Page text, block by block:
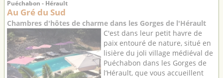
Puéchabon - Hérault
Au Gré du Sud
Chambres d'hôtes de charme dans les Gorges de l'Hérault
C'est dans leur petit havre de
paix entouré de nature, situé en
lisière du joli village médiéval de
Puéchabon dans les Gorges de
l’Hérault, que vous accueillent